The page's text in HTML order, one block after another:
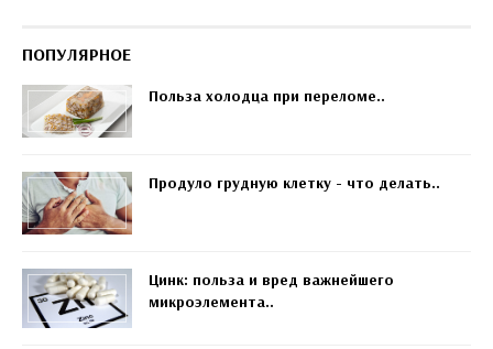
ПОПУЛЯРНОЕ
Польза холодца при переломе..
Продуло грудную клетку - что делать..
Цинк: польза и вред важнейшего
микроэлемента..